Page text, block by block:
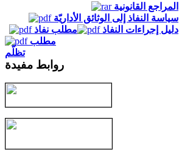
المراجع القانونية
سياسة النفاذ إلى الوثائق الأداريّة
دليل إجراءات النفاذ
مطلب نفاذ
مطلب
تظلّم
روابط مفيدة